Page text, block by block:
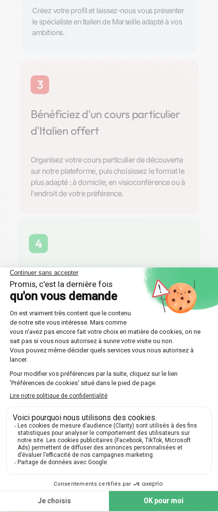
Créez votre profil et laissez-nous vous présenter
le spécialiste en Italien de Marseille adapté à vos
ambitions.
3
Bénéficiez d'un cours particulier
d'Italien offert
Organisez votre cours particulier de découverte
sur notre plateforme, puis choisissez le format le
plus adapté : à domicile, en visioconférence ou à
l'endroit de votre préférence.
4
Trouvez la formule de soutien
scolaire parfaite
Optez pour l'une des multiples formules offertes
par Les Sherpas, que ce soit un suivi continu sur
toute l'année ou un stage intensif plus court.
Découvrir nos professeurs
Réponses aux questions
posées par nos futurs élèves